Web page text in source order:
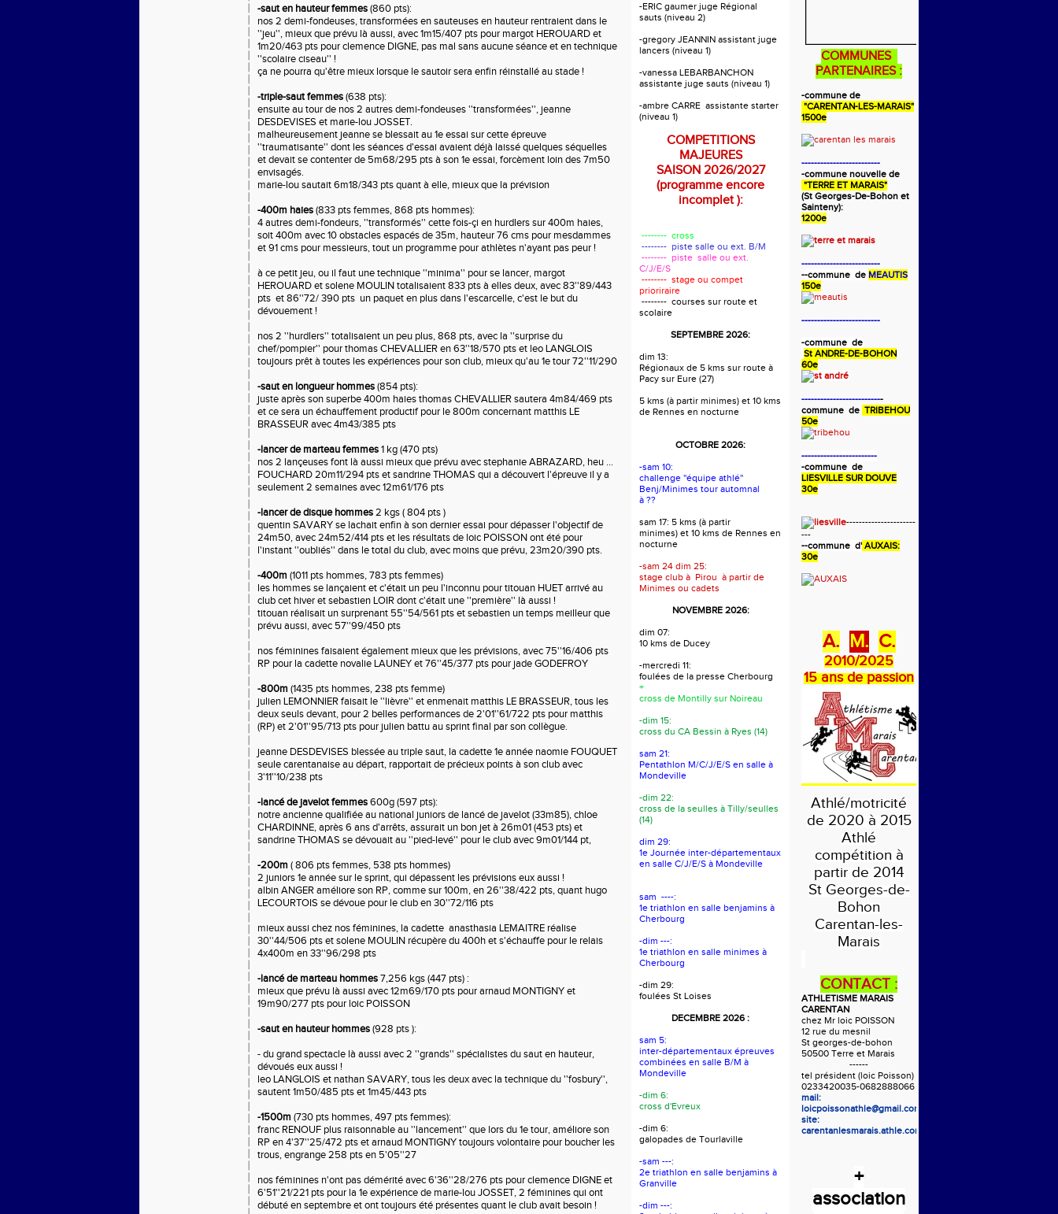
-saut en hauteur femmes(860 pts):
nos 2 demi-fondeuses, transformées en sauteuses en hauteur rentraient dans le
''jeu'', mieux que prévu là aussi, avec 1m15/407 pts pour margot HEROUARD et
1m20/463 pts pour clemence DIGNE, pas mal sans aucune séance et en technique
''scolaire ciseau'' !
ça ne pourra qu'être mieux lorsque le sautoir sera enfin réinstallé au stade !
-triple-saut femmes(638 pts):
ensuite au tour de nos 2 autres demi-fondeuses ''transformées'', jeanne
DESDEVISES et marie-lou JOSSET.
malheureusement jeanne se blessait au 1e essai sur cette épreuve
''traumatisante'' dont les séances d'essai avaient déjà laissé quelques séquelles
et devait se contenter de 5m68/295 pts à son 1e essai, forcèment loin des 7m50
envisagés.
marie-lou sautait 6m18/343 pts quant à elle, mieux que la prévision
-400m haies(833 pts femmes, 868 pts hommes):
4 autres demi-fondeurs, ''transformés'' cette fois-çi en hurdlers sur 400m haies,
soit 400m avec 10 obstacles espacés de 35m, hauteur 76 cms pour mesdammes
et 91 cms pour messieurs, tout un programme pour athlètes n'ayant pas peur !
à ce petit jeu, ou il faut une technique ''minima'' pour se lancer, margot
HEROUARD et solene MOULIN totalisaient 833 pts à elles deux, avec 83''89/443
pts et 86''72/ 390 pts un paquet en plus dans l'escarcelle, c'est le but du
dévouement !
nos 2 ''hurdlers'' totalisaient un peu plus, 868 pts, avec la ''surprise du
chef/pompier'' pour thomas CHEVALLIER en 63''18/570 pts et leo LANGLOIS
toujours prêt à toutes les expériences pour son club, mieux qu'au 1e tour 72''11/290
-saut en longueur hommes(854 pts):
juste après son superbe 400m haies thomas CHEVALLIER sautera 4m84/469 pts
et ce sera un échauffement productif pour le 800m concernant matthis LE
BRASSEUR avec 4m43/385 pts
-lancer de marteau femmes1 kg (470 pts)
nos 2 lançeuses font là aussi mieux que prévu avec stephanie ABRAZARD, heu ...
FOUCHARD 20m11/294 pts et sandrine THOMAS qui a découvert l'épreuve il y a
seulement 2 semaines avec 12m61/176 pts
-lancer de disque hommes2 kgs ( 804 pts )
quentin SAVARY se lachait enfin à son dernier essai pour dépasser l'objectif de
24m50, avec 24m52/414 pts et les résultats de loic POISSON ont été pour
l'instant ''oubliés'' dans le total du club, avec moins que prévu, 23m20/390 pts.
-400m (1011 pts hommes, 783 pts femmes)
les hommes se lançaient et c'était un peu l'inconnu pour titouan HUET arrivé au
club cet hiver et sebastien LOIR dont c'était une ''première'' là aussi !
titouan réalisait un surprenant 55''54/561 pts et sebastien un temps meilleur que
prévu aussi, avec 57''99/450 pts
nos féminines faisaient également mieux que les prévisions, avec 75''16/406 pts
RP pour la cadette novalie LAUNEY et 76''45/377 pts pour jade GODEFROY
-800m (1435 pts hommes, 238 pts femme)
julien LEMONNIER faisait le ''lièvre'' et enmenait matthis LE BRASSEUR, tous les
deux seuls devant, pour 2 belles performances de 2'01''61/722 pts pour matthis
(RP) et 2'01''95/713 pts pour julien battu au sprint final par son collègue.
jeanne DESDEVISES blessée au triple saut, la cadette 1e année naomie FOUQUET
seule carentanaise au départ, rapportait de précieux points à son club avec
3'11''10/238 pts
-lancé de javelot femmes600g (597 pts):
notre ancienne qualifiée au national juniors de lancé de javelot (33m85), chloe
CHARDINNE, après 6 ans d'arrêts, assurait un bon jet à 26m01 (453 pts) et
sandrine THOMAS se dévouait au ''pied-levé'' pour le club avec 9m01/144 pt,
-200m ( 806 pts femmes, 538 pts hommes)
2 juniors 1e année sur le sprint, qui dépassent les prévisions eux aussi !
albin ANGER améliore son RP, comme sur 100m, en 26''38/422 pts, quant hugo
LECOURTOIS se dévoue pour le club en 30''72/116 pts
mieux aussi chez nos féminines, la cadette anasthasia LEMAITRE réalise
30''44/506 pts et solene MOULIN récupère du 400h et s'échauffe pour le relais
4x400m en 33''96/298 pts
-lancé de marteau hommes7,256 kgs (447 pts) :
mieux que prévu là aussi avec 12m69/170 pts pour arnaud MONTIGNY et
19m90/277 pts pour loic POISSON
-saut en hauteur hommes(928 pts ):
- du grand spectacle là aussi avec 2 ''grands'' spécialistes du saut en hauteur,
dévoués eux aussi !
leo LANGLOIS et nathan SAVARY, tous les deux avec la technique du ''fosbury'',
sautent 1m50/485 pts et 1m45/443 pts
-1500m (730 pts hommes, 497 pts femmes):
franc RENOUF plus raisonnable au ''lancement'' que lors du 1e tour, améliore son
RP en 4'37''25/472 pts et arnaud MONTIGNY toujours volontaire pour boucher les
trous, engrange 258 pts en 5'05''27
nos féminines n'ont pas démérité avec 6'36''28/276 pts pour clemence DIGNE et
6'51''21/221 pts pour la 1e expérience de marie-lou JOSSET, 2 féminines qui ont
débuté en septembre et ont toujours été présentes quant le club avait besoin !
-ERIC gaumer juge Régional
sauts (niveau 2)
-gregory JEANNIN assistant juge
lancers (niveau 1)
-vanessa LEBARBANCHON
assistante juge sauts (niveau 1)
-ambre CARRE assistante starter
(niveau 1)
COMPETITIONS
MAJEURES
SAISON 2026/2027
(programme encore
incomplet ):
-------- cross
-------- piste salle ou ext. B/M
-------- piste salle ou ext.
C/J/E/S
-------- stage ou compet
prioriraire
-------- courses sur route et
scolaire
SEPTEMBRE 2026:
dim 13:
Régionaux de 5 kms sur route à
Pacy sur Eure (27)
5 kms (à partir minimes) et 10 kms
de Rennes en nocturne
OCTOBRE 2026:
-sam 10:
challenge ''équipe athlé''
Benj/Minimes tour automnal
à ??
sam 17: 5 kms (à partir
minimes) et 10 kms de Rennes en
nocturne
-sam 24 dim 25:
stage club à Pirou à partir de
Minimes ou cadets
NOVEMBRE 2026:
dim 07:
10 kms de Ducey
-mercredi 11:
foulées de la presse Cherbourg
+
cross de Montilly sur Noireau
-dim 15:
cross du CA Bessin à Ryes (14)
sam 21:
Pentathlon M/C/J/E/S en salle à
Mondeville
-dim 22:
cross de la seulles à Tilly/seulles
(14)
dim 29:
1e Journée inter-départementaux
en salle C/J/E/S à Mondeville
sam ----:
1e triathlon en salle benjamins à
Cherbourg
-dim ---:
1e triathlon en salle minimes à
Cherbourg
-dim 29:
foulées St Loises
DECEMBRE 2026 :
sam 5:
inter-départementaux épreuves
combinées en salle B/M à
Mondeville
-dim 6:
cross d'Evreux
-dim 6:
galopades de Tourlaville
-sam ---:
2e triathlon en salle benjamins à
Granville
-dim ---:
COMMUNES
PARTENAIRES :
-commune de
"CARENTAN-LES-MARAIS"
1500e
-------------------------
-commune nouvelle de
"TERRE ET MARAIS"
(St Georges-De-Bohon et
Sainteny):
1200e
-------------------------
--commune de MEAUTIS
150e
-------------------------
-commune de
St ANDRE-DE-BOHON
60e
--------------------------
commune de TRIBEHOU
50e
------------------------
-commune de
LIESVILLE SUR DOUVE
30e
----------------------
---
--commune d' AUXAIS:
30e
A. M. C.
2010/2025
15 ans de passion
Athlé/motricité
de 2020 à 2015
Athlé
compétition à
partir de 2014
St Georges-de-
Bohon
Carentan-les-
Marais
CONTACT :
ATHLETISME MARAIS
CARENTAN
chez Mr loic POISSON
12 rue du mesnil
St georges-de-bohon
50500 Terre et Marais
------
tel président (loic Poisson)
0233420035-0682888066
mail:
loicpoissonathle@gmail.com
site:
carentanlesmarais.athle.com
+
association